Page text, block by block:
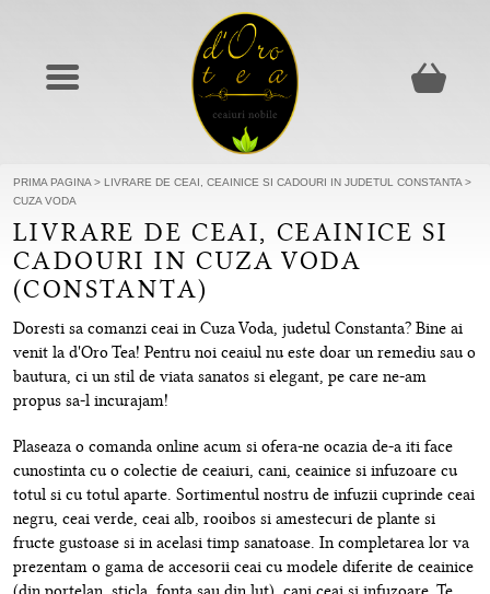
PRIMA PAGINA > LIVRARE DE CEAI, CEAINICE SI CADOURI IN JUDETUL CONSTANTA >
CUZA VODA
LIVRARE DE CEAI, CEAINICE SI
CADOURI IN CUZA VODA
(CONSTANTA)
Doresti sa comanzi ceai in Cuza Voda, judetul Constanta? Bine ai
venit la d'Oro Tea! Pentru noi ceaiul nu este doar un remediu sau o
bautura, ci un stil de viata sanatos si elegant, pe care ne-am
propus sa-l incurajam!
Plaseaza o comanda online acum si ofera-ne ocazia de-a iti face
cunostinta cu o colectie de ceaiuri, cani, ceainice si infuzoare cu
totul si cu totul aparte. Sortimentul nostru de infuzii cuprinde ceai
negru, ceai verde, ceai alb, rooibos si amestecuri de plante si
fructe gustoase si in acelasi timp sanatoase. In completarea lor va
prezentam o gama de accesorii ceai cu modele diferite de ceainice